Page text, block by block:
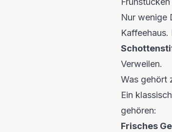
Nur wenige
Verweilen.
Was gehört
Ein
gehören:
Frisches